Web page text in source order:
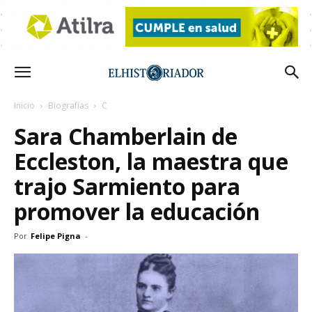
Inicio Biografías C
Sara Chamberlain de
Eccleston, la maestra que
trajo Sarmiento para
promover la educación
Por Felipe Pigna -